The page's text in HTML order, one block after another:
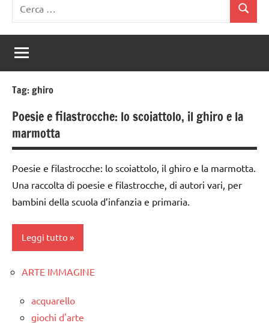
per:
Cerca
Tag:ghiro
Poesie e filastrocche: lo scoiattolo, il ghiro e la
marmotta
Poesie e filastrocche: lo scoiattolo, il ghiro e la marmotta.
Una raccolta di poesie e filastrocche, di autori vari, per
bambini della scuola d’infanzia e primaria.
Leggi tutto
classi
ARTE IMMAGINE
acquarello
giochi d'arte